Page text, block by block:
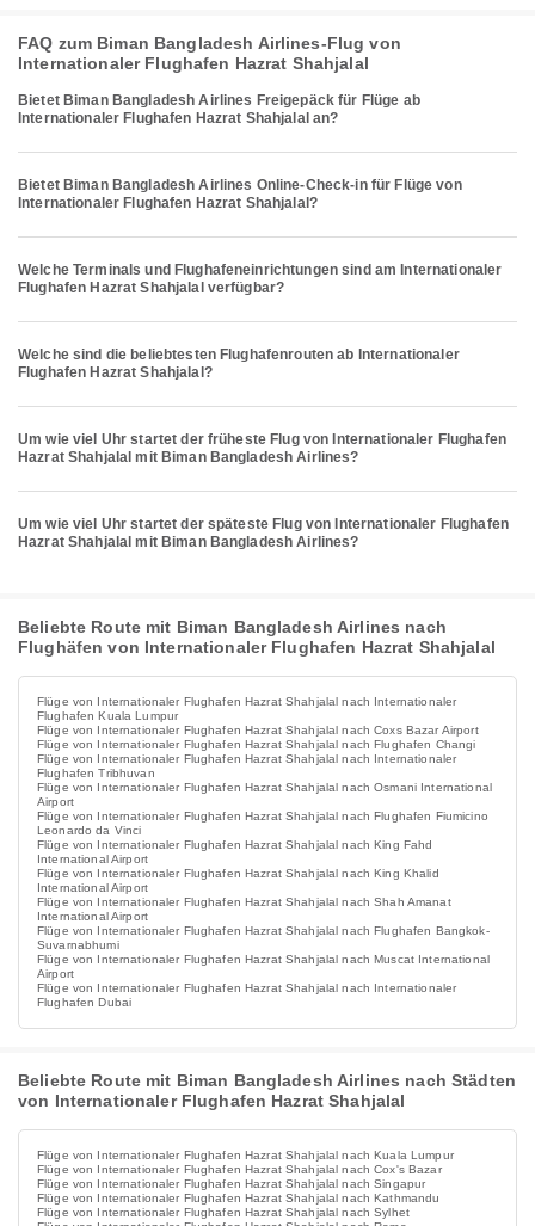
FAQ zum Biman Bangladesh Airlines-Flug von
Internationaler Flughafen Hazrat Shahjalal
Bietet Biman Bangladesh Airlines Freigepäck für Flüge ab
Internationaler Flughafen Hazrat Shahjalal an?
Bietet Biman Bangladesh Airlines Online-Check-in für Flüge von
Internationaler Flughafen Hazrat Shahjalal?
Welche Terminals und Flughafeneinrichtungen sind am Internationaler
Flughafen Hazrat Shahjalal verfügbar?
Welche sind die beliebtesten Flughafenrouten ab Internationaler
Flughafen Hazrat Shahjalal?
Um wie viel Uhr startet der früheste Flug von Internationaler Flughafen
Hazrat Shahjalal mit Biman Bangladesh Airlines?
Um wie viel Uhr startet der späteste Flug von Internationaler Flughafen
Hazrat Shahjalal mit Biman Bangladesh Airlines?
Beliebte Route mit Biman Bangladesh Airlines nach
Flughäfen von Internationaler Flughafen Hazrat Shahjalal
Flüge von Internationaler Flughafen Hazrat Shahjalal nach Internationaler
Flughafen Kuala Lumpur
Flüge von Internationaler Flughafen Hazrat Shahjalal nach Coxs Bazar Airport
Flüge von Internationaler Flughafen Hazrat Shahjalal nach Flughafen Changi
Flüge von Internationaler Flughafen Hazrat Shahjalal nach Internationaler
Flughafen Tribhuvan
Flüge von Internationaler Flughafen Hazrat Shahjalal nach Osmani International
Airport
Flüge von Internationaler Flughafen Hazrat Shahjalal nach Flughafen Fiumicino
Leonardo da Vinci
Flüge von Internationaler Flughafen Hazrat Shahjalal nach King Fahd
International Airport
Flüge von Internationaler Flughafen Hazrat Shahjalal nach King Khalid
International Airport
Flüge von Internationaler Flughafen Hazrat Shahjalal nach Shah Amanat
International Airport
Flüge von Internationaler Flughafen Hazrat Shahjalal nach Flughafen Bangkok-
Suvarnabhumi
Flüge von Internationaler Flughafen Hazrat Shahjalal nach Muscat International
Airport
Flüge von Internationaler Flughafen Hazrat Shahjalal nach Internationaler
Flughafen Dubai
Beliebte Route mit Biman Bangladesh Airlines nach Städten
von Internationaler Flughafen Hazrat Shahjalal
Flüge von Internationaler Flughafen Hazrat Shahjalal nach Kuala Lumpur
Flüge von Internationaler Flughafen Hazrat Shahjalal nach Cox's Bazar
Flüge von Internationaler Flughafen Hazrat Shahjalal nach Singapur
Flüge von Internationaler Flughafen Hazrat Shahjalal nach Kathmandu
Flüge von Internationaler Flughafen Hazrat Shahjalal nach Sylhet